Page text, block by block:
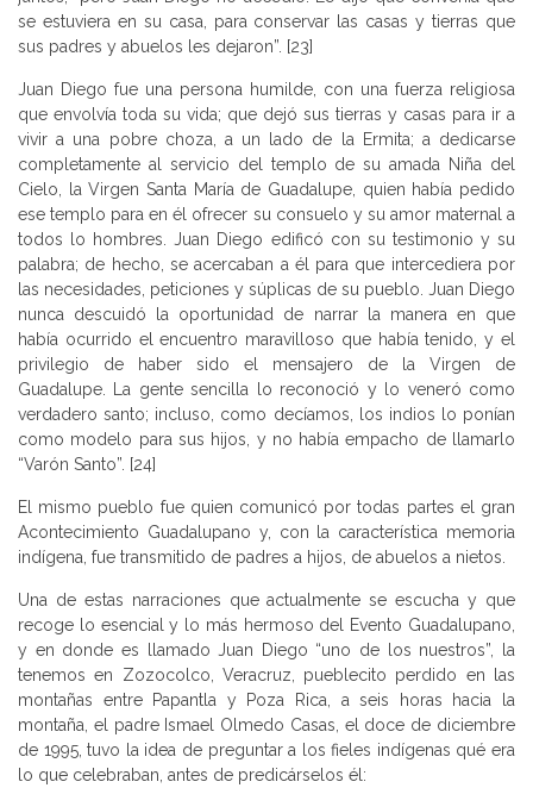
se estuviera en su casa, para conservar las casas y tierras que
sus padres y abuelos les dejaron”. [23]
Juan Diego fue una persona humilde, con una fuerza religiosa
que envolvía toda su vida; que dejó sus tierras y casas para ir a
vivir a una pobre choza, a un lado de la Ermita; a dedicarse
completamente al servicio del templo de su amada Niña del
Cielo, la Virgen Santa María de Guadalupe, quien había pedido
ese templo para en él ofrecer su consuelo y su amor maternal a
todos lo hombres. Juan Diego edificó con su testimonio y su
palabra; de hecho, se acercaban a él para que intercediera por
las necesidades, peticiones y súplicas de su pueblo. Juan Diego
nunca descuidó la oportunidad de narrar la manera en que
había ocurrido el encuentro maravilloso que había tenido, y el
privilegio de haber sido el mensajero de la Virgen de
Guadalupe. La gente sencilla lo reconoció y lo veneró como
verdadero santo; incluso, como decíamos, los indios lo ponían
como modelo para sus hijos, y no había empacho de llamarlo
“Varón Santo”. [24]
El mismo pueblo fue quien comunicó por todas partes el gran
Acontecimiento Guadalupano y, con la característica memoria
indígena, fue transmitido de padres a hijos, de abuelos a nietos.
Una de estas narraciones que actualmente se escucha y que
recoge lo esencial y lo más hermoso del Evento Guadalupano,
y en donde es llamado Juan Diego “uno de los nuestros”, la
tenemos en Zozocolco, Veracruz, pueblecito perdido en las
montañas entre Papantla y Poza Rica, a seis horas hacia la
montaña, el padre Ismael Olmedo Casas, el doce de diciembre
de 1995, tuvo la idea de preguntar a los fieles indígenas qué era
lo que celebraban, antes de predicárselos él: